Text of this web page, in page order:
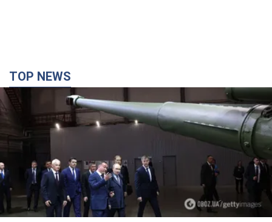
TOP NEWS